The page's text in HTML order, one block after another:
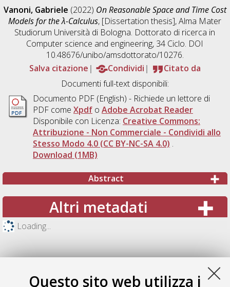
Questo sito web utilizza i
Vanoni, Gabriele (2022) On Reasonable Space and Time Cost
Models for the λ-Calculus, [Dissertation thesis], Alma Mater
Studiorum Università di Bologna. Dottorato di ricerca in
Computer science and engineering, 34 Ciclo. DOI
10.48676/unibo/amsdottorato/10276.
Salva citazione
Condividi
Citato da
Documenti full-text disponibili:
Documento PDF(English) - Richiede un lettore di
PDF come Xpdfo Adobe Acrobat Reader
Disponibile con Licenza: Creative Commons:
Attribuzione - Non Commerciale - Condividi allo
Stesso Modo 4.0 (CC BY-NC-SA 4.0) .
Download (1MB)
Abstract
Altri metadati
Loading...